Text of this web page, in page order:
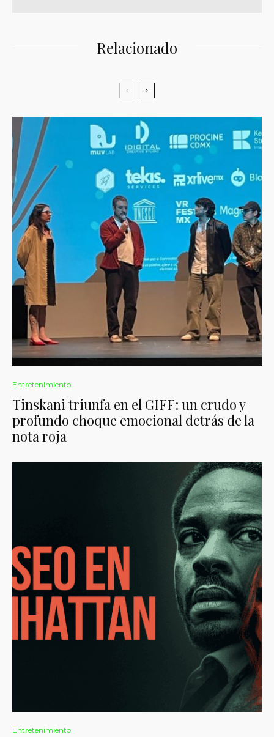
Relacionado
Entretenimiento
Tinskani triunfa en el GIFF: un crudo y
profundo choque emocional detrás de la
nota roja
Entretenimiento